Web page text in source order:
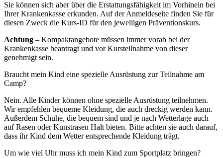
Sie können sich aber über die Erstattungsfähigkeit im Vorhinein bei
Ihrer Krankenkasse erkunden. Auf der Anmeldeseite finden Sie für
diesen Zweck die Kurs-ID für den jeweiligen Präventionskurs.
Achtung – Kompaktangebote müssen immer vorab bei der
Krankenkasse beantragt und vor Kursteilnahme von dieser
genehmigt sein.
Braucht mein Kind eine spezielle Ausrüstung zur Teilnahme am
Camp?
Nein. Alle Kinder können ohne spezielle Ausrüstung teilnehmen.
Wir empfehlen bequeme Kleidung, die auch dreckig werden kann.
Außerdem Schuhe, die bequem sind und je nach Wetterlage auch
auf Rasen oder Kunstrasen Halt bieten. Bitte achten sie auch darauf,
dass ihr Kind dem Wetter entsprechende Kleidung trägt.
Um wie viel Uhr muss ich mein Kind zum Sportplatz bringen?